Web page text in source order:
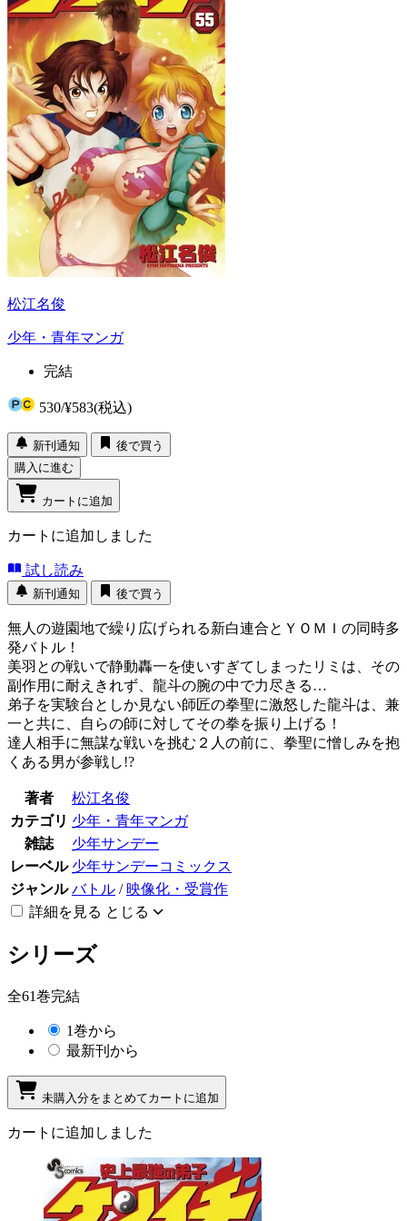
松江名俊
少年・青年マンガ
完結
530/¥583(税込)
新刊通知
後で買う
購入に進む
カートに追加
カートに追加しました
試し読み
新刊通知 後で買う
無人の遊園地で繰り広げられる新白連合とＹＯＭＩの同時多
発バトル！
美羽との戦いで静動轟一を使いすぎてしまったリミは、その
副作用に耐えきれず、龍斗の腕の中で力尽きる…
弟子を実験台としか見ない師匠の拳聖に激怒した龍斗は、兼
一と共に、自らの師に対してその拳を振り上げる！
達人相手に無謀な戦いを挑む２人の前に、拳聖に憎しみを抱
くある男が参戦し!?
著者
松江名俊
カテゴリ 少年・青年マンガ
雑誌
少年サンデー
レーベル 少年サンデーコミックス
ジャンル バトル / 映像化・受賞作
詳細を見る とじる
シリーズ
全61巻完結
1巻から
最新刊から
未購入分をまとめてカートに追加
カートに追加しました